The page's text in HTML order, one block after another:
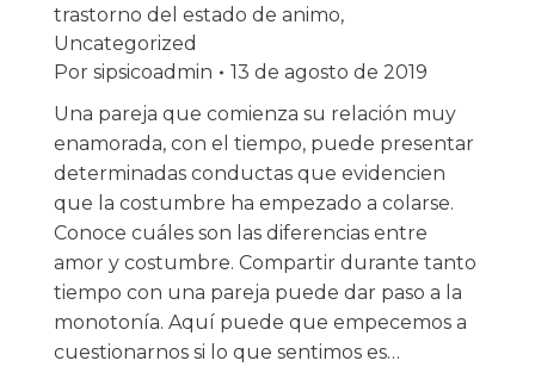
trastorno del estado de animo,
Uncategorized
Por sipsicoadmin
13 de agosto de 2019
Una pareja que comienza su relación muy
enamorada, con el tiempo, puede presentar
determinadas conductas que evidencien
que la costumbre ha empezado a colarse.
Conoce cuáles son las diferencias entre
amor y costumbre. Compartir durante tanto
tiempo con una pareja puede dar paso a la
monotonía. Aquí puede que empecemos a
cuestionarnos si lo que sentimos es…